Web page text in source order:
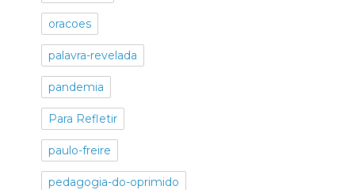
oracoes
palavra-revelada
pandemia
Para Refletir
paulo-freire
pedagogia-do-oprimido